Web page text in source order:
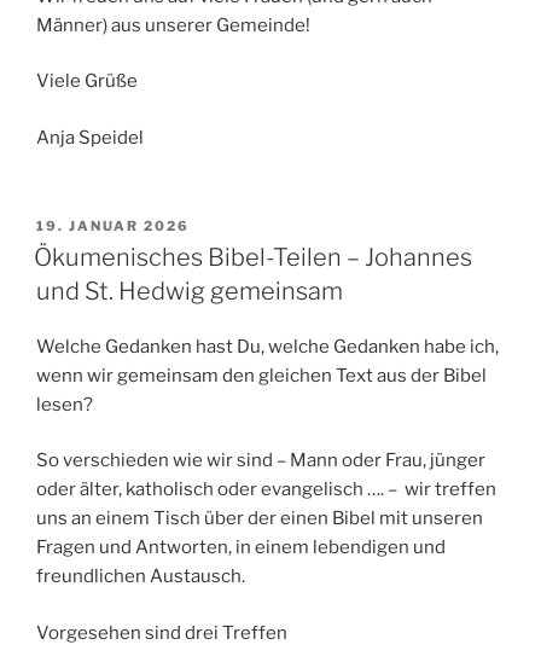
Männer) aus unserer Gemeinde!
Viele Grüße
Anja Speidel
VERÖFFENTLICHT
AM
19. JANUAR 2026
Ökumenisches Bibel-Teilen – Johannes
und St. Hedwig gemeinsam
Welche Gedanken hast Du, welche Gedanken habe ich,
wenn wir gemeinsam den gleichen Text aus der Bibel
lesen?
So verschieden wie wir sind – Mann oder Frau, jünger
oder älter, katholisch oder evangelisch …. – wir treffen
uns an einem Tisch über der einen Bibel mit unseren
Fragen und Antworten, in einem lebendigen und
freundlichen Austausch.
Vorgesehen sind drei Treffen